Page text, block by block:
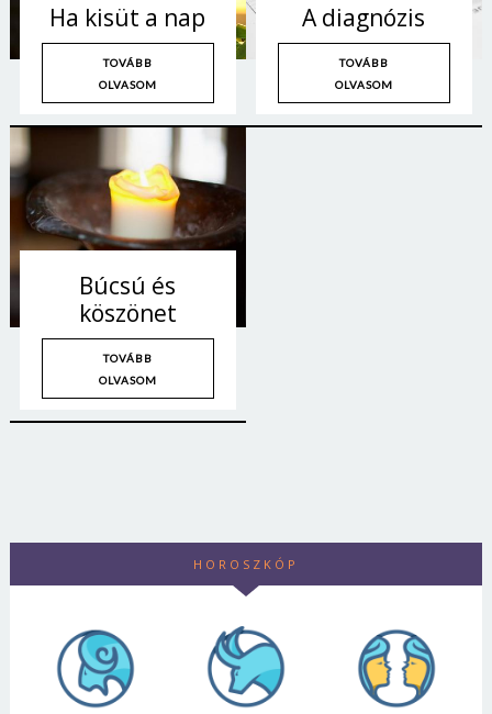
Ha kisüt a nap
TOVÁBB
OLVASOM
A diagnózis
TOVÁBB
OLVASOM
Búcsú és
köszönet
TOVÁBB
OLVASOM
HOROSZKÓP